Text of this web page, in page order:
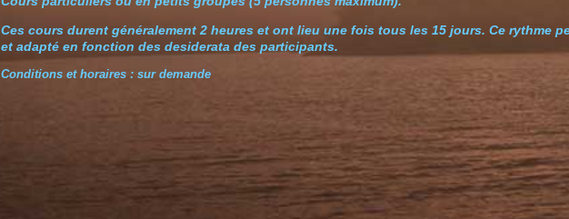
Ces cours durent généralement 2 heures et ont lieu une fois tous les 15 jours. Ce rythme
et adapté en fonction des desiderata des participants.
Conditions et horaires : sur demande